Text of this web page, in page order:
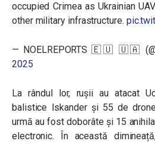
occupied Crimea as Ukrainian
other military infrastructure.
— NOELREPORTS 🇪🇺 🇺🇦
2025
La rândul lor, rușii au atacat
balistice Iskander și 55 de
urmă au fost doborâte și 15
electronic. În această